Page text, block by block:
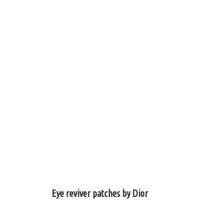
Eye reviver patches by Dior